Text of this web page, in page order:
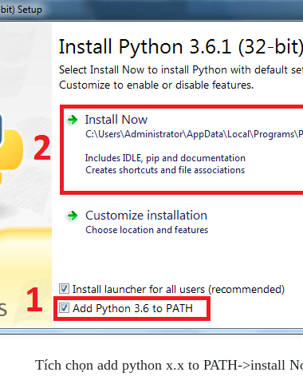
Tích chọn add python x.x to PATH->install